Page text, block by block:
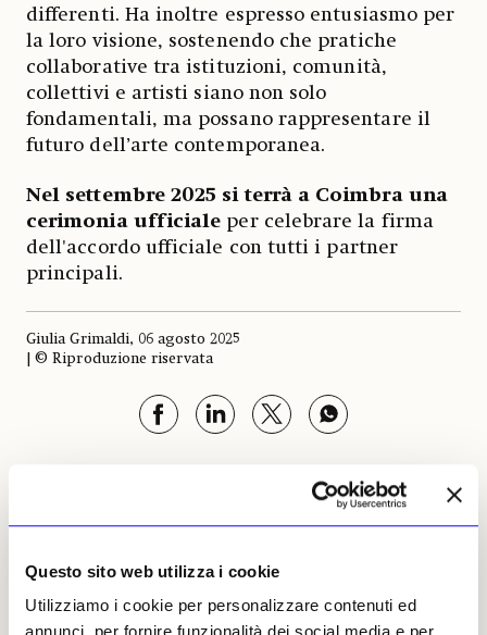
Questo sito web utilizza i cookie
Utilizziamo i cookie per personalizzare contenuti ed
differenti. Ha inoltre espresso entusiasmo per
la loro visione, sostenendo che pratiche
collaborative tra istituzioni, comunità,
collettivi e artisti siano non solo
fondamentali, ma possano rappresentare il
futuro dell’arte contemporanea.
Nel settembre 2025 si terrà a Coimbra una
cerimonia ufficiale per celebrare la firma
dell'accordo ufficiale con tutti i partner
principali.
Giulia Grimaldi, 06 agosto 2025
| © Riproduzione riservata
Giulia Grimaldi